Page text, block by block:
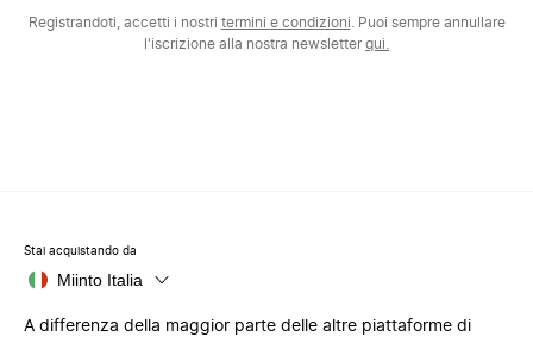
Registrandoti, accetti i nostri termini e condizioni . Puoi sempre annullare
l'iscrizione alla nostra newsletterqui.
Stai acquistando da
Miinto Italia
A differenza della maggior parte delle altre piattaforme di